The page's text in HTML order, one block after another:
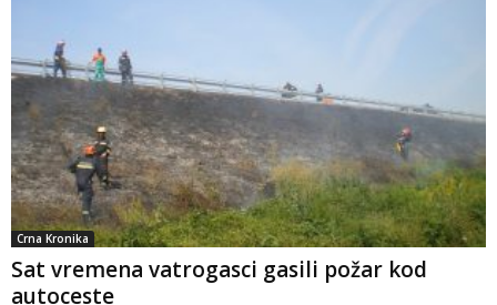
Crna Kronika
Sat vremena vatrogasci gasili požar kod
autoceste